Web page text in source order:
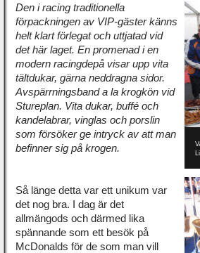
Den i racing traditionella
förpackningen av VIP-gäster känns
helt klart förlegat och uttjatad vid
det här laget. En promenad i en
modern racingdepå visar upp vita
tältdukar, gärna neddragna sidor.
Avspärrningsband a la krogkön vid
Stureplan. Vita dukar, buffé och
kandelabrar, vinglas och porslin
som försöker ge intryck av att man
befinner sig på krogen.
Så länge detta var ett unikum var
det nog bra. I dag är det
allmängods och därmed lika
spännande som ett besök på
McDonalds för de som man vill